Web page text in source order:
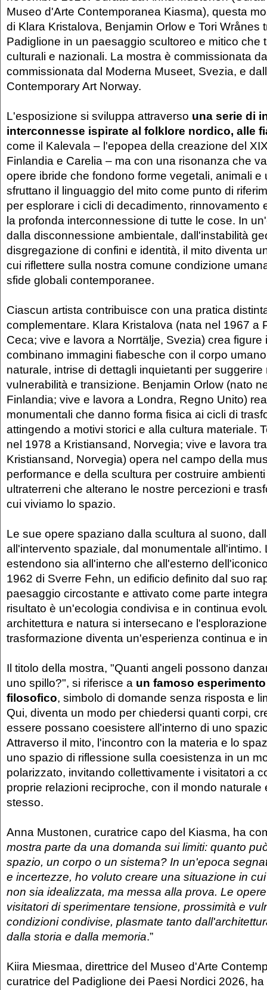
Museo d'Arte Contemporanea Kiasma), questa
di Klara Kristalova, Benjamin Orlow e Tori Wrånes
Padiglione in un paesaggio scultoreo e mitico che
culturali e nazionali. La mostra è commissionata
commissionata dal Moderna Museet, Svezia, e
Contemporary Art Norway.
L'esposizione si sviluppa attraverso una serie di
interconnesse ispirate al folklore nordico, alle
come il Kalevala – l'epopea della creazione del
Finlandia e Carelia – ma con una risonanza che
opere ibride che fondono forme vegetali, animali e
sfruttano il linguaggio del mito come punto di
per esplorare i cicli di decadimento, rinnovamento
la profonda interconnessione di tutte le cose. In
dalla disconnessione ambientale, dall'instabilità
disgregazione di confini e identità, il mito diventa
cui riflettere sulla nostra comune condizione
sfide globali contemporanee.
Ciascun artista contribuisce con una pratica
complementare. Klara Kristalova (nata nel 1967 a
Ceca; vive e lavora a Norrtälje, Svezia) crea figure
combinano immagini fiabesche con il corpo
naturale, intrise di dettagli inquietanti per suggerire
vulnerabilità e transizione. Benjamin Orlow (nato
Finlandia; vive e lavora a Londra, Regno Unito)
monumentali che danno forma fisica ai cicli di
attingendo a motivi storici e alla cultura materiale.
nel 1978 a Kristiansand, Norvegia; vive e lavora
Kristiansand, Norvegia) opera nel campo della
performance e della scultura per costruire
ultraterreni che alterano le nostre percezioni e
cui viviamo lo spazio.
Le sue opere spaziano dalla scultura al suono,
all'intervento spaziale, dal monumentale all'intimo.
estendono sia all'interno che all'esterno
1962 di Sverre Fehn, un edificio definito dal suo
paesaggio circostante e attivato come parte
risultato è un'ecologia condivisa e in continua
architettura e natura si intersecano e
trasformazione diventa un'esperienza continua e
Il titolo della mostra, "Quanti angeli possono
uno spillo?", si riferisce a un famoso
filosofico, simbolo di domande senza risposta e
Qui, diventa un modo per chiedersi quanti corpi,
essere possano coesistere all'interno di uno
Attraverso il mito, l'incontro con la materia e lo
uno spazio di riflessione sulla coesistenza in un
polarizzato, invitando collettivamente i visitatori a
proprie relazioni reciproche, con il mondo naturale
stesso.
Anna Mustonen, curatrice capo del Kiasma, ha
mostra parte da una domanda sui limiti: quanto
spazio, un corpo o un sistema? In un'epoca
e incertezze, ho voluto creare una situazione in
non sia idealizzata, ma messa alla prova. Le
visitatori di sperimentare tensione, prossimità e
condizioni condivise, plasmate tanto
dalla storia e dalla memoria.”
Kiira Miesmaa, direttrice del Museo d'Arte
curatrice del Padiglione dei Paesi Nordici 2026, ha